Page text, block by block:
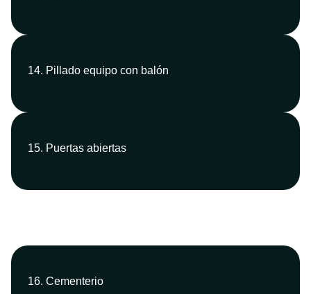
14. Pillado equipo con balón
15. Puertas abiertas
16. Cementerio